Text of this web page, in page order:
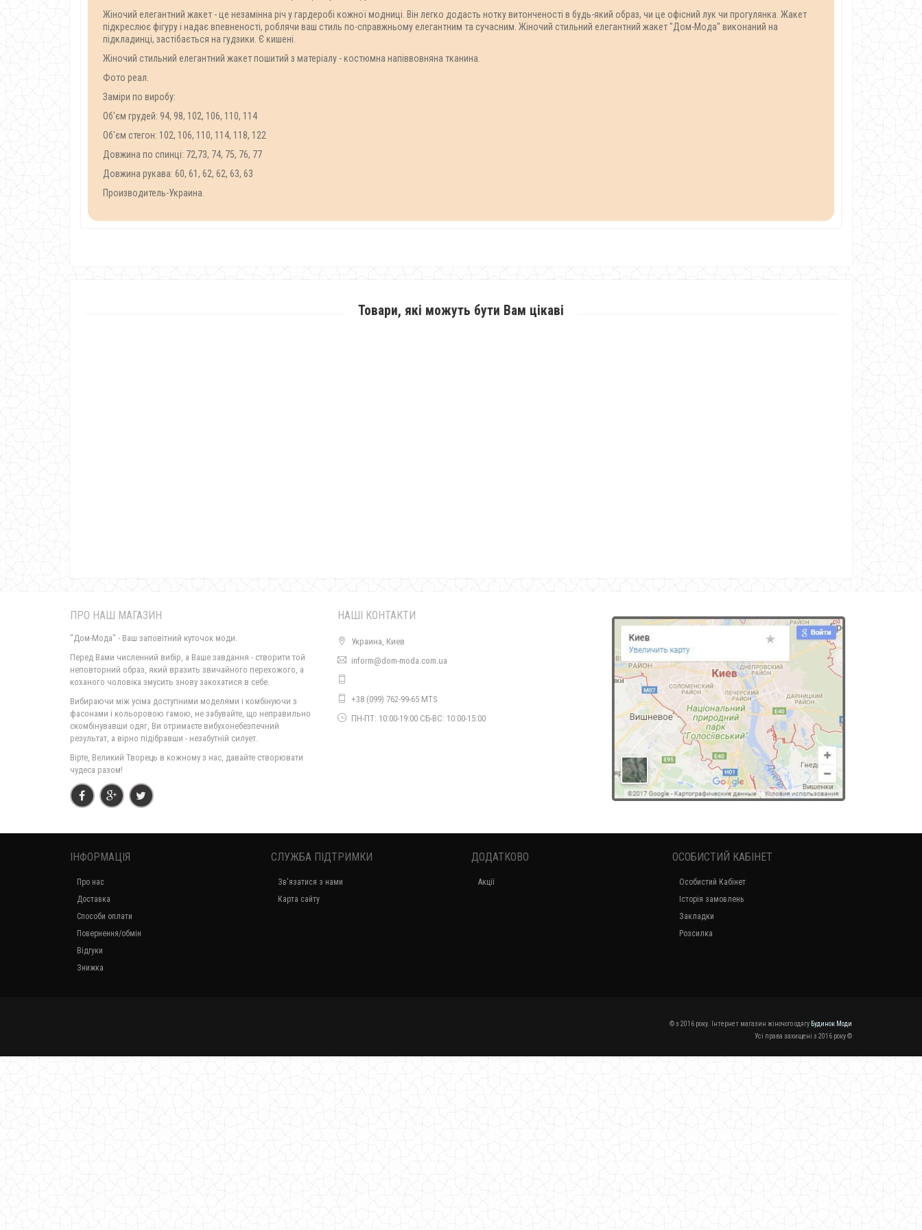
Жіночий елегантний жакет - це незамінна річ у гардеробі кожної модниці. Він легко додасть нотку витонченості в будь-який образ, чи це офісний лук чи прогулянка. Жакет
підкреслює фігуру і надає впевненості, роблячи ваш стиль по-справжньому елегантним та сучасним. Жіночий стильний елегантний жакет "Дом-Мода" виконаний на
підкладинці, застібається на гудзики. Є кишені.
Жіночий стильний елегантний жакет пошитий з матеріалу - костюмна напіввовняна тканина.
Фото реал.
Заміри по виробу:
Об'єм грудей: 94, 98, 102, 106, 110, 114
Об'єм стегон: 102, 106, 110, 114, 118, 122
Довжина по спинці: 72,73, 74, 75, 76, 77
Довжина рукава: 60, 61, 62, 62, 63, 63
Производитель-Украина.
Товари, які можуть бути Вам цікаві
1470.00грн.
Стильний комплект жіночий з тунікою великого розміру
780.00грн.
ПРО НАШ МАГАЗИН
"Дом-Мода" - Ваш заповітний куточок моди.
Перед Вами численний вибір, а Ваше завдання - створити той
неповторний образ, який вразить звичайного перехожого, а
коханого чоловіка змусить знову закохатися в себе.
Вибираючи між усіма доступними моделями і комбінуючи з
фасонами і кольоровою гамою, не забувайте, що неправильно
скомбінувавши одяг, Ви отримаєте вибухонебезпечний
результат, а вірно підібравши - незабутній силует.
Вірте, Великий Творець в кожному з нас, давайте створювати
чудеса разом!
НАШІ КОНТАКТИ
Украина, Киев
inform@dom-moda.com.ua
+38 (099) 762-99-65 MTS
ПН-ПТ: 10:00-19:00 СБ-ВС: 10:00-15:00
ІНФОРМАЦІЯ
Про нас
Доставка
Способи оплати
Повернення/обмін
Відгуки
Знижка
СЛУЖБА ПІДТРИМКИ
Зв'язатися з нами
Карта сайту
ДОДАТКОВО
Акції
ОСОБИСТИЙ КАБІНЕТ
Особистий Кабінет
Історія замовлень
Закладки
Розсилка
© з 2016 року. Інтернет магазин жіночого одягу Будинок Моди
Усі права захищені з 2016 року ©